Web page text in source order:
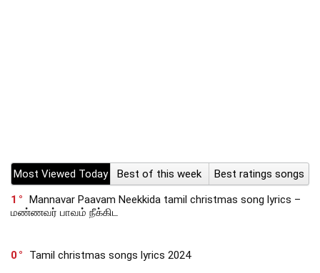
Most Viewed Today Best of this week
Best ratings songs
1
Mannavar Paavam Neekkida tamil christmas song lyrics –
மண்ணவர் பாவம் நீக்கிட
0 Tamil christmas songs lyrics 2024